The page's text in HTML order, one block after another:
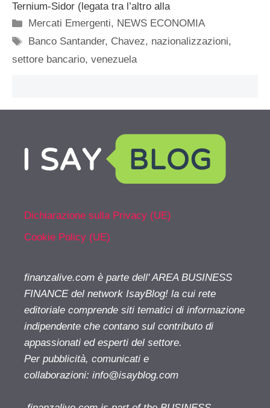
Ternium-Sidor (legata tra l’altro alla
Categorie
Mercati Emergenti, NEWS ECONOMIA
Tag
Banco Santander, Chavez, nazionalizzazioni,
settore bancario, venezuela
Dichiarazione sulla Privacy (UE)
Cookie Policy (UE)
finanzalive.com è parte dell' AREA BUSINESS
FINANCE del network IsayBlog! la cui rete
editoriale comprende siti tematici di informazione
indipendente che contano sul contributo di
appassionati ed esperti del settore.
Per pubblicità, comunicati e
collaborazioni: info@isayblog.com